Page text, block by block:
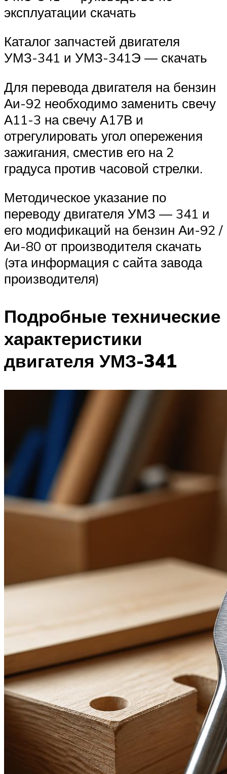
эксплуатации скачать
Каталог запчастей двигателя
УМЗ-341 и УМЗ-341Э — скачать
Для перевода двигателя на бензин
Аи-92 необходимо заменить свечу
А11-3 на свечу А17В и
отрегулировать угол опережения
зажигания, сместив его на 2
градуса против часовой стрелки.
Методическое указание по
переводу двигателя УМЗ — 341 и
его модификаций на бензин Аи-92 /
Аи-80 от производителя скачать
(эта информация с сайта завода
производителя)
Подробные технические
характеристики
двигателя УМЗ-341